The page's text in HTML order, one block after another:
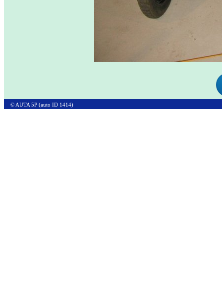
© AUTA 5P (auto ID 1414)